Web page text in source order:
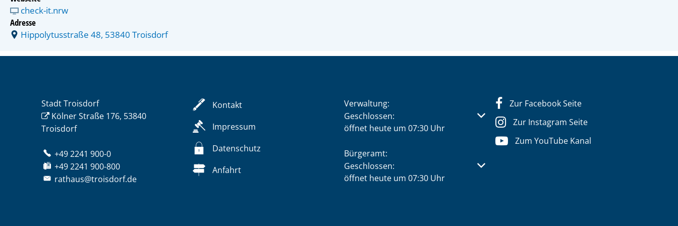
check-it.nrw
Adresse
Hippolytusstraße 48, 53840 Troisdorf
Stadt Troisdorf
Kölner Straße 176, 53840
Troisdorf
+49 2241 900-0
+49 2241 900-800
rathaus@troisdorf.de
Kontakt
Impressum
Datenschutz
Anfahrt
Verwaltung:
Klicken, um weitere Öffnungs- oder Schließzeiten auszublenden
Geschlossen:
öffnet heute um 07:30 Uhr
Bürgeramt:
Klicken, um weitere Öffnungs- oder Schließzeiten auszublenden
Geschlossen:
öffnet heute um 07:30 Uhr
Zur Facebook Seite
Zur Instagram Seite
Zum YouTube Kanal